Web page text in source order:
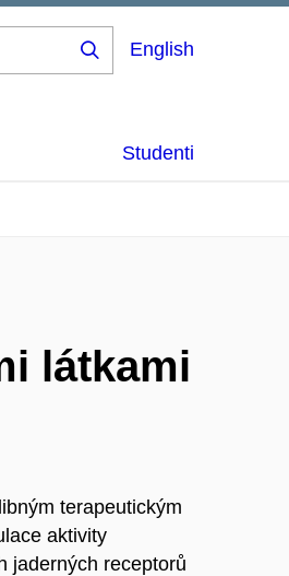
English
Studenti
látkami
terapeutickým
aktivity
jaderných receptorů